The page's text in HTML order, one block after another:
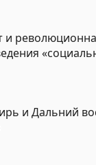
и
и Дальний